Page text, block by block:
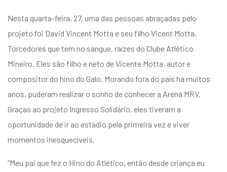
Nesta quarta-feira, 27, uma das pessoas abraçadas pelo
projeto foi David Vincent Motta e seu filho Vicent Motta.
Torcedores que tem no sangue, raízes do Clube Atlético
Mineiro. Eles são filho e neto de Vicente Motta, autor e
compositor do hino do Galo. Morando fora do país há muitos
anos, puderam realizar o sonho de conhecer a Arena MRV.
Graças ao projeto Ingresso Solidário, eles tiveram a
oportunidade de ir ao estádio pela primeira vez e viver
momentos inesquecíveis.
“Meu pai que fez o Hino do Atlético, então desde criança eu